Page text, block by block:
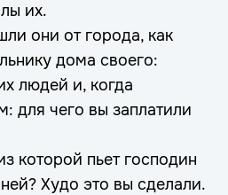
их.
они от города, как
дома своего:
людей и, когда
для чего вы заплатили
которой пьет господин
Худо это вы сделали.